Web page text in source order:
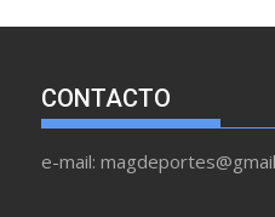
CONTACTO
e-mail: